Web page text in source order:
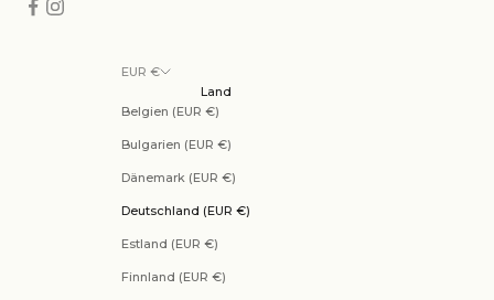
EUR €
Land
Belgien (EUR €)
Bulgarien (EUR €)
Dänemark (EUR €)
Deutschland (EUR €)
Estland (EUR €)
Finnland (EUR €)